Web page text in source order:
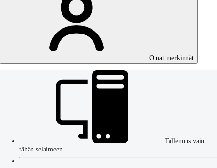
Omat merkinnät
Tallennus vain
tähän selaimeen